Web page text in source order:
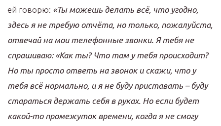
ей говорю: «Ты можешь делать всё, что угодно,
здесь я не требую отчёта, но только, пожалуйста,
отвечай на мои телефонные звонки. Я тебя не
спрашиваю: «Как ты? Что там у тебя происходит?
Но ты просто ответь на звонок и скажи, что у
тебя всё нормально, и я не буду приставать – буду
стараться держать себя в руках. Но если будет
какой-то промежуток времени, когда я не смогу